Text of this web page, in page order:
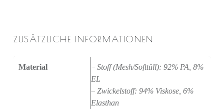
ZUSÄTZLICHE INFORMATIONEN
Material
– Stoff (Mesh/Softtüll): 92% PA, 8%
EL
– Zwickelstoff: 94% Viskose, 6%
Elasthan